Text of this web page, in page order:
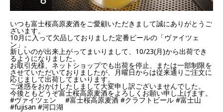
いつも富士桜高原麦酒をご愛顧いただきまして誠にありがとうご
ざいます。
10月に入って欠品しておりました定番ビールの「ヴァイツェ
ン」。
新しいのが出来上がってまいりまして、10/23(月)から出荷でき
るようになりました。
お取引先様、ネットショップでも出荷を停止、または一部制限を
させていただいておりましたが、月曜日からは従来通りご注文に
応じまして出荷してまいります。
ご迷惑をおかけしたしまして大変申し訳ございませんでした。
今後ともどうぞ富士桜高原麦酒をよろしくお願い申し上げます。
#ヴァイツェン #富士桜高原麦酒 #クラフトビール #富士山
#fujisan #河口湖